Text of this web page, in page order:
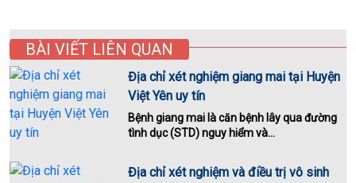
BÀI VIẾT LIÊN QUAN
Địa chỉ xét nghiệm giang mai tại Huyện
Việt Yên uy tín
Bệnh giang mai là căn bệnh lây qua đường
tình dục (STD) nguy hiểm và...
Địa chỉ xét nghiệm và điều trị vô sinh